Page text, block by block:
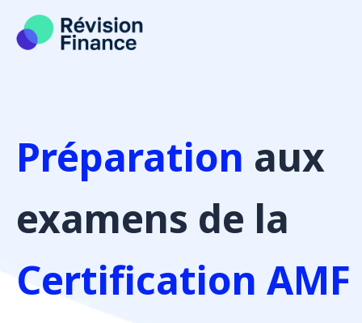
contenu
Préparation aux
examens de la
Certification AMF